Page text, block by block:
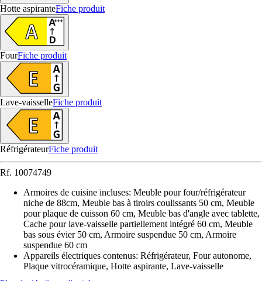
Hotte aspiranteFiche produit
FourFiche produit
Lave-vaisselleFiche produit
RéfrigérateurFiche produit
Rf. 10074749
Armoires de cuisine incluses: Meuble pour four/réfrigérateur
niche de 88cm, Meuble bas à tiroirs coulissants 50 cm, Meuble
pour plaque de cuisson 60 cm, Meuble bas d'angle avec tablette,
Cache pour lave-vaisselle partiellement intégré 60 cm, Meuble
bas sous évier 50 cm, Armoire suspendue 50 cm, Armoire
suspendue 60 cm
Appareils électriques contenus: Réfrigérateur, Four autonome,
Plaque vitrocéramique, Hotte aspirante, Lave-vaisselle